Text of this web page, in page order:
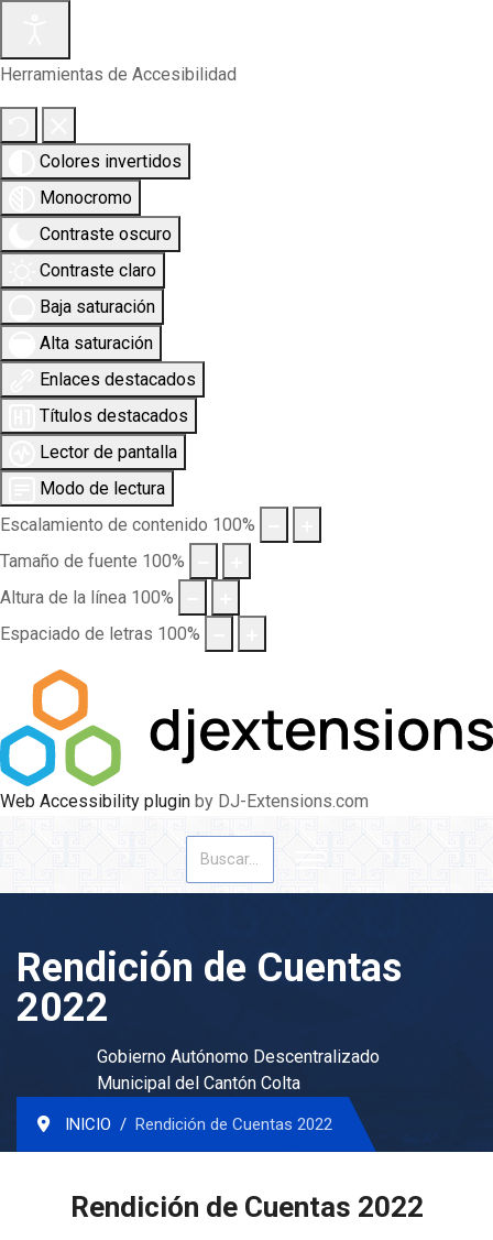
Herramientas de Accesibilidad
Colores invertidos
Monocromo
Contraste oscuro
Contraste claro
Baja saturación
Alta saturación
Enlaces destacados
Títulos destacados
Lector de pantalla
Modo de lectura
Escalamiento de contenido 100%
Tamaño de fuente 100%
Altura de la línea 100%
Espaciado de letras 100%
Web Accessibility plugin by DJ-Extensions.com
Buscar
Rendición de Cuentas
2022
Gobierno Autónomo Descentralizado
Municipal del Cantón Colta
INICIO Rendición de Cuentas 2022
Rendición de Cuentas 2022